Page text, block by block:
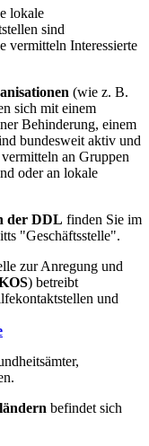
lokale
sind
vermitteln Interessierte
(wie z. B.
sich mit einem
Behinderung, einem
bundesweit aktiv und
an Gruppen
oder an lokale
der DDL finden Sie im
"Geschäftsstelle".
zur Anregung und
) betreibt
und
befindet sich